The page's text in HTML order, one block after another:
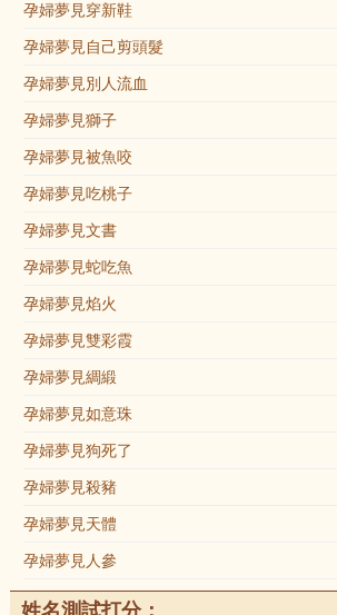
孕婦夢見穿新鞋
孕婦夢見自己剪頭髮
孕婦夢見別人流血
孕婦夢見獅子
孕婦夢見被魚咬
孕婦夢見吃桃子
孕婦夢見文書
孕婦夢見蛇吃魚
孕婦夢見焰火
孕婦夢見雙彩霞
孕婦夢見綢緞
孕婦夢見如意珠
孕婦夢見狗死了
孕婦夢見殺豬
孕婦夢見天體
孕婦夢見人參
姓名測試打分：